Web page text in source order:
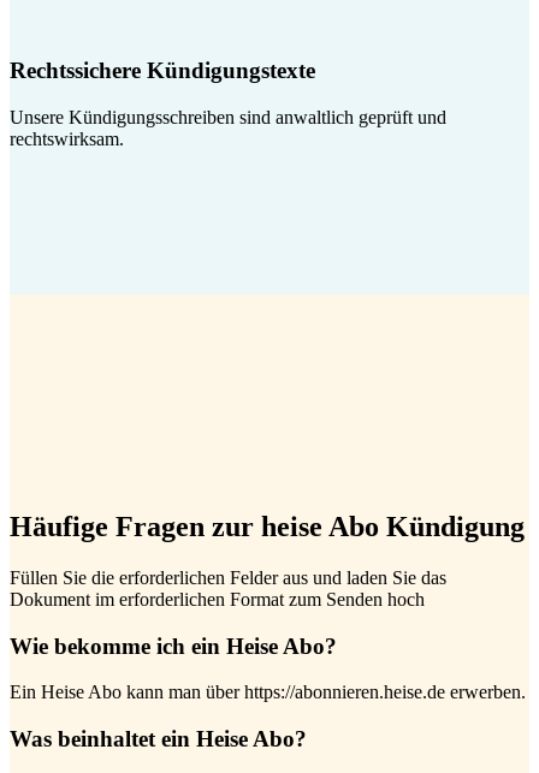
Rechtssichere Kündigungstexte
Unsere Kündigungsschreiben sind anwaltlich geprüft und
rechtswirksam.
Häufige Fragen zur heise Abo Kündigung
Füllen Sie die erforderlichen Felder aus und laden Sie das
Dokument im erforderlichen Format zum Senden hoch
Wie bekomme ich ein Heise Abo?
Ein Heise Abo kann man über https://abonnieren.heise.de erwerben.
Was beinhaltet ein Heise Abo?